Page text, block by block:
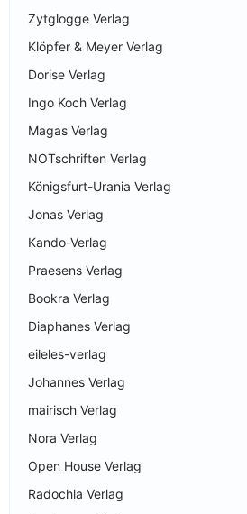
Zytglogge Verlag
Klöpfer & Meyer Verlag
Dorise Verlag
Ingo Koch Verlag
Magas Verlag
NOTschriften Verlag
Königsfurt-Urania Verlag
Jonas Verlag
Kando-Verlag
Praesens Verlag
Bookra Verlag
Diaphanes Verlag
eileles-verlag
Johannes Verlag
mairisch Verlag
Nora Verlag
Open House Verlag
Radochla Verlag